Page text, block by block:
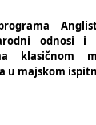
odnosi i
klasičnom
u majskom